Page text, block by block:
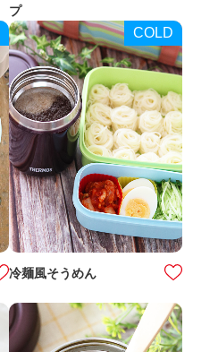
プ
COLD
冷麺風そうめん